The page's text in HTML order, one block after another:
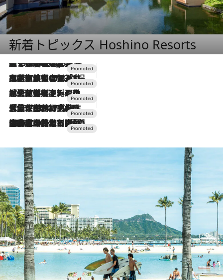
新着トピックス Hoshino Resorts
2 Hours Ago
【トンボの足水浴】ヒノキの香りに包まれて涼感マックス！約13℃の湧水かけ流しを避暑地「星野温泉 トンボの湯」で体験
2026.7.31
【ホテル帰省】という選択肢をOMOが提案。家族とほどよい距離を保つには「昼は実家、夜は気兼ねなくホテルで！」
2026.7.24
【夏限定ディナーコース】旬を迎える稚鮎や花ズッキーニなどをイタリア・トスカーナの郷土料理の手法で満喫！
2026.7.17
「土佐和ハーブかき氷」がOMO7高知に登場！生姜、山椒、大葉など目にも舌にも涼を呼ぶ郷土の味
2026.7.10
NEW OPEN！【界 草津】名湯の地に誕生。趣の異なる2種の温泉と上州ならではの会席・蕎麦割烹など美食を味わう究極の癒やし旅